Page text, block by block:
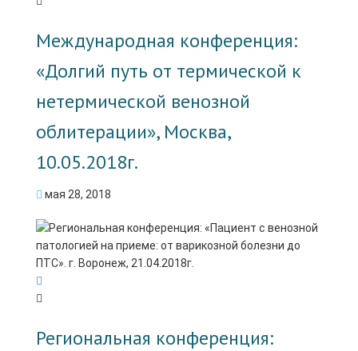
Международная конференция:
«Долгий путь от термической к
нетермической венозной
облитерации», Москва,
10.05.2018г.
мая 28, 2018
Региональная конференция: